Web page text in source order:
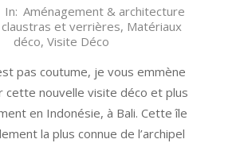
In: Aménagement & architecture
claustras et verrières, Matériaux
déco, Visite Déco
pas coutume, je vous emmène
cette nouvelle visite déco et plus
en Indonésie, à Bali. Cette île
la plus connue de l’archipel